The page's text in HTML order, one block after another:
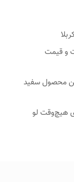
و قیمت
محصول سفید
هیچ‌وقت لو